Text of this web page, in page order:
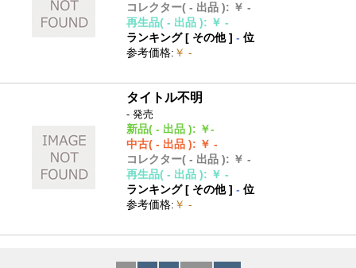
コレクター( - 出品 ): ￥ -
再生品( - 出品 ): ￥ -
ランキング [ その他]- 位
参考価格: ￥ -
タイトル不明
- 発売
新品( - 出品 ): ￥-
中古( - 出品 ): ￥ -
コレクター( - 出品 ): ￥ -
再生品( - 出品 ): ￥ -
ランキング [ その他]- 位
参考価格: ￥ -